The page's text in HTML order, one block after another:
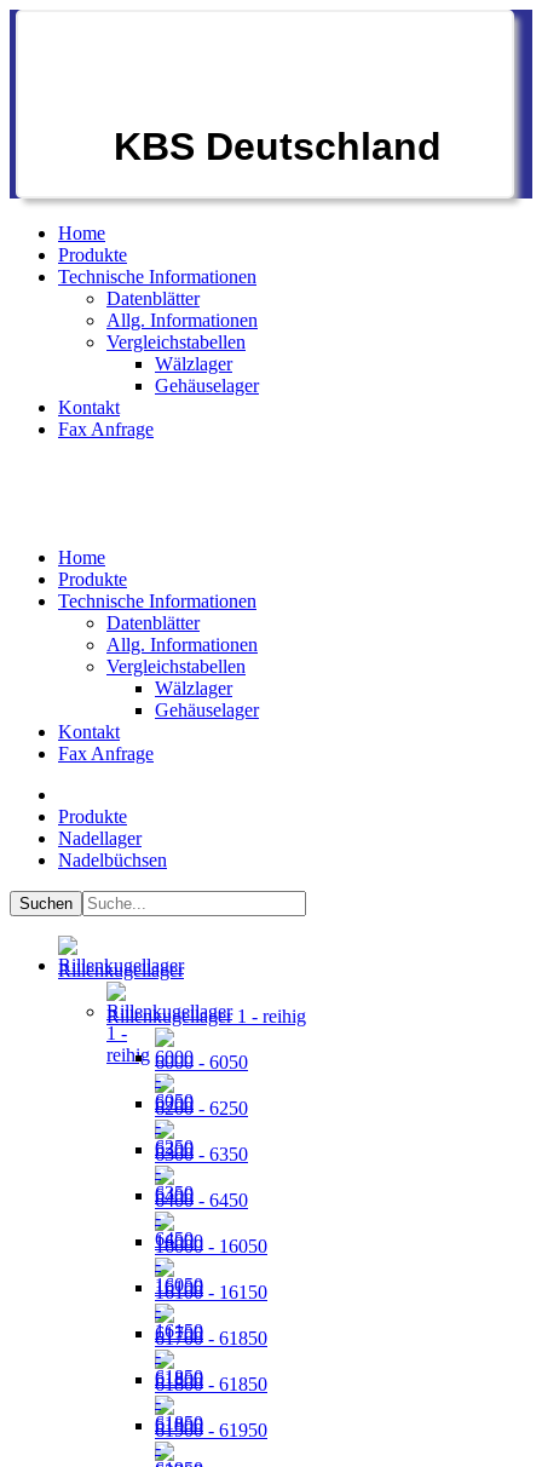
KBS Deutschland
Home
Produkte
Technische Informationen
Datenblätter
Allg. Informationen
Vergleichstabellen
Wälzlager
Gehäuselager
Kontakt
Fax Anfrage
Home
Produkte
Technische Informationen
Datenblätter
Allg. Informationen
Vergleichstabellen
Wälzlager
Gehäuselager
Kontakt
Fax Anfrage
Produkte
Nadellager
Nadelbüchsen
Rillenkugellager
Rillenkugellager 1 - reihig
6000 - 6050
6200 - 6250
6300 - 6350
6400 - 6450
16000 - 16050
16100 - 16150
61700 - 61850
61800 - 61850
61900 - 61950